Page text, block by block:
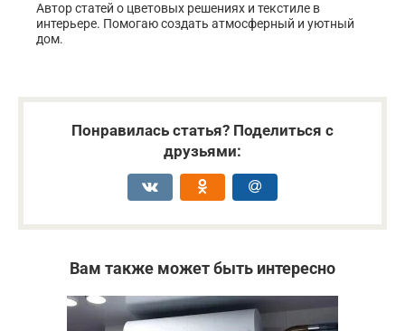
Автор статей о цветовых решениях и текстиле в
интерьере. Помогаю создать атмосферный и уютный
дом.
Понравилась статья? Поделиться с
друзьями:
Вам также может быть интересно